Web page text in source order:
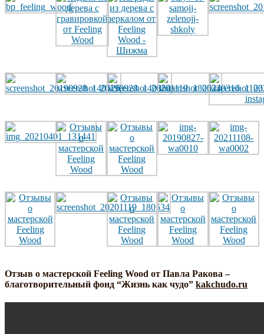
Отзыв о мастерской Feeling Wood от Павла Ракова –
благотворительный фонд “Жизнь как чудо” kakchudo.ru